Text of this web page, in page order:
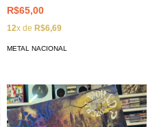
R$65,00
12x de R$6,69
METAL NACIONAL